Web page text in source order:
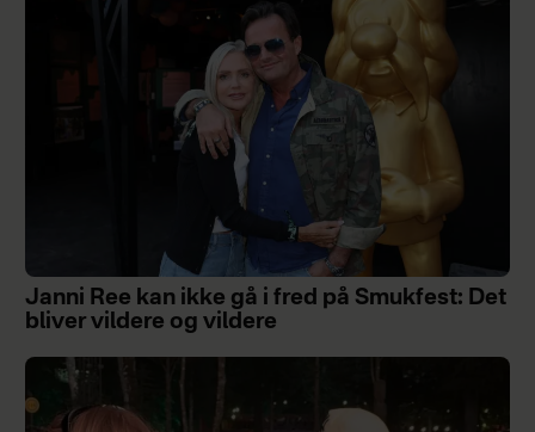
Janni Ree kan ikke gå i fred på Smukfest: Det
bliver vildere og vildere